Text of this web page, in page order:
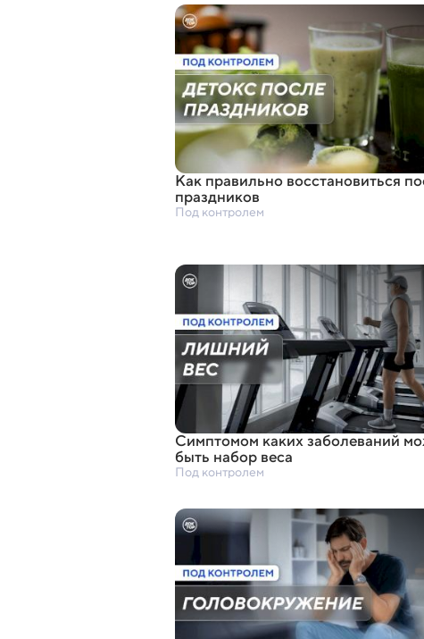
Как правильно восстановиться
праздников
Под контролем
Симптомом каких заболеваний
быть набор веса
Под контролем